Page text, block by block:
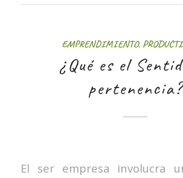
EMPRENDIMIENTO,
¿Qué es el
pertenencia?
El ser empresa involucra